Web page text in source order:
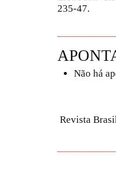
235-47.
Não há
Revista